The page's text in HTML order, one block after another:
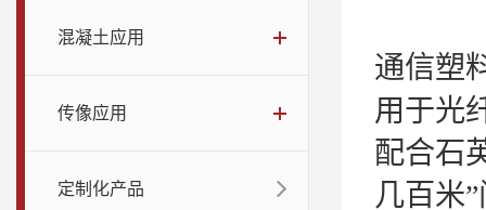
混凝土应用
传像应用
定制化产品
通信塑
用于光
配合石
几百米